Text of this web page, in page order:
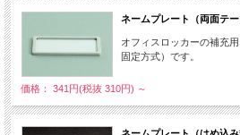
ネームプレート（両面テ
オフィスロッカーの補充
固定方式）です。
価格： 341円(税抜 310円) ～